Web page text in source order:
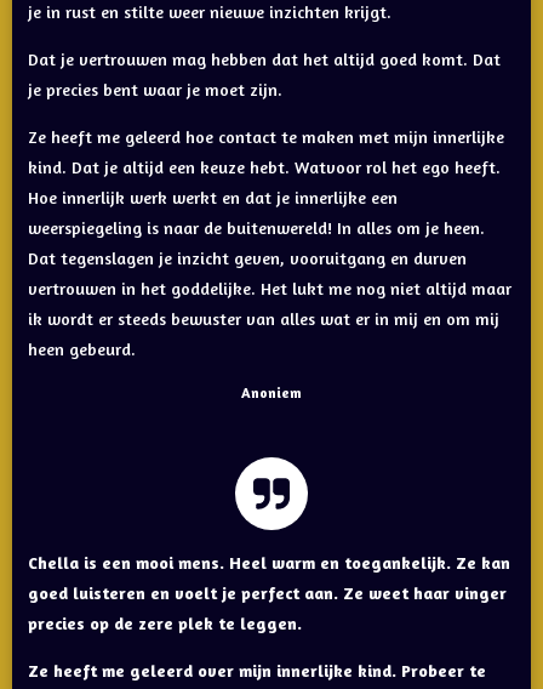
je in rust en stilte weer nieuwe inzichten krijgt.
Dat je vertrouwen mag hebben dat het altijd goed komt. Dat
je precies bent waar je moet zijn.
Ze heeft me geleerd hoe contact te maken met mijn innerlijke
kind. Dat je altijd een keuze hebt. Watvoor rol het ego heeft.
Hoe innerlijk werk werkt en dat je innerlijke een
weerspiegeling is naar de buitenwereld! In alles om je heen.
Dat tegenslagen je inzicht geven, vooruitgang en durven
vertrouwen in het goddelijke. Het lukt me nog niet altijd maar
ik wordt er steeds bewuster van alles wat er in mij en om mij
heen gebeurd.
Anoniem
Chella is een mooi mens. Heel warm en toegankelijk. Ze kan
goed luisteren en voelt je perfect aan. Ze weet haar vinger
precies op de zere plek te leggen.
Ze heeft me geleerd over mijn innerlijke kind. Probeer te